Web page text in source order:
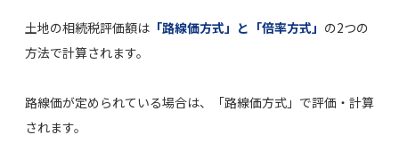
土地の相続税評価額は 「路線価方式」と「倍率方式」 の2つの
方法で計算されます。
路線価が定められている場合は、「路線価方式」で評価・計算
されます。